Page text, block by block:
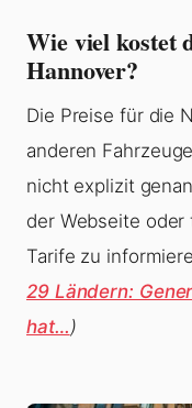
Wie viel kostet
Hannover?
Die Preise für die
anderen
nicht explizit
der Webseite
Tarife zu
29 Ländern:
hat… )